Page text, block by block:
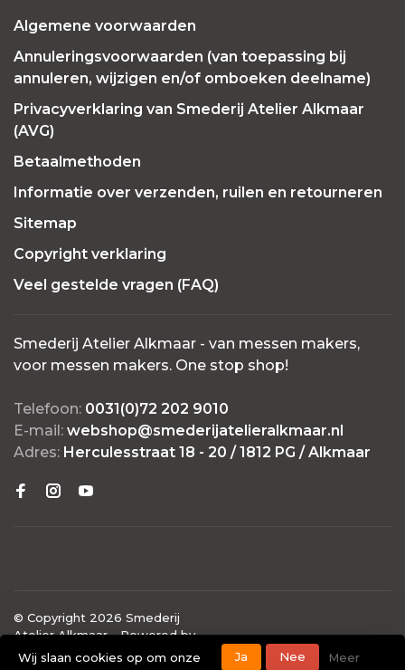
Algemene voorwaarden
Annuleringsvoorwaarden (van toepassing bij
annuleren, wijzigen en/of omboeken deelname)
Privacyverklaring van Smederij Atelier Alkmaar
(AVG)
Betaalmethoden
Informatie over verzenden, ruilen en retourneren
Sitemap
Copyright verklaring
Veel gestelde vragen (FAQ)
Smederij Atelier Alkmaar - van messen makers,
voor messen makers. One stop shop!
Telefoon: 0031(0)72 202 9010
E-mail: webshop@smederijatelieralkmaar.nl
Adres: Herculesstraat 18 - 20 / 1812 PG / Alkmaar
© Copyright 2026 Smederij
Atelier Alkmaar- Powered by
Lightspeed
- Theme by
Wij slaan cookies op om onze Ja Nee Meer